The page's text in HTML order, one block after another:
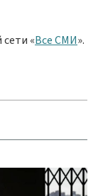
«Все СМИ».